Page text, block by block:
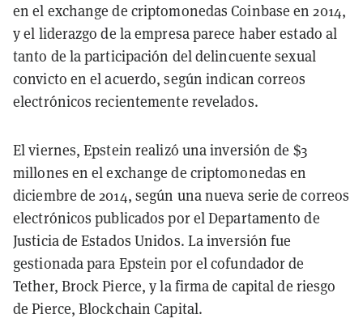
en el exchange de criptomonedas Coinbase en 2014,
y el liderazgo de la empresa parece haber estado al
tanto de la participación del delincuente sexual
convicto en el acuerdo, según indican correos
electrónicos recientemente revelados.
El viernes, Epstein realizó una inversión de $3
millones en el exchange de criptomonedas en
diciembre de 2014, según una nueva serie de correos
electrónicos publicados por el Departamento de
Justicia de Estados Unidos. La inversión fue
gestionada para Epstein por el cofundador de
Tether, Brock Pierce, y la firma de capital de riesgo
de Pierce, Blockchain Capital.